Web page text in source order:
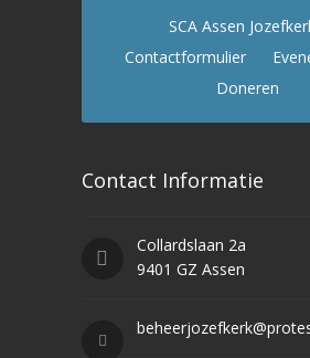
SCA Assen
Contactformulier
Doneren
Contact Informatie
Collardslaan 2a
9401 GZ Assen